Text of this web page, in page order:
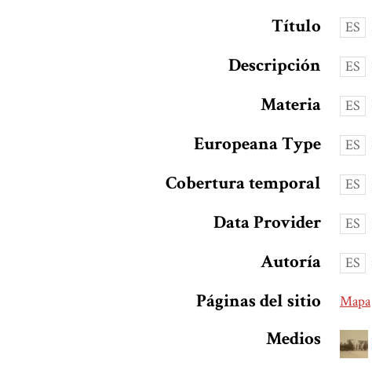
Título ES
Descripción ES
Materia ES
Europeana Type ES
Cobertura temporal ES
Data Provider ES
Autoría ES
Páginas del sitio Mapa
Medios